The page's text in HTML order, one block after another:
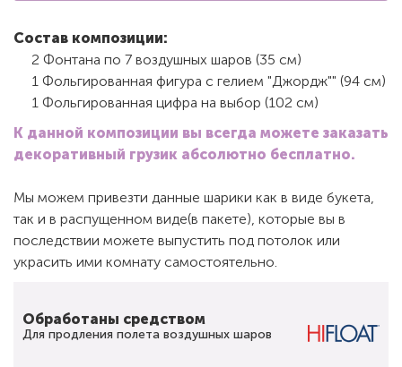
Состав композиции:
2 Фонтана по 7 воздушных шаров (35 см)
1 Фольгированная фигура с гелием "Джордж"" (94 см)
1 Фольгированная цифра на выбор (102 см)
К данной композиции вы всегда можете заказать
декоративный грузик абсолютно бесплатно.
Мы можем привезти данные шарики как в виде букета,
так и в распущенном виде(в пакете), которые вы в
последствии можете выпустить под потолок или
украсить ими комнату самостоятельно.
Обработаны средством
Для продления полета воздушных шаров